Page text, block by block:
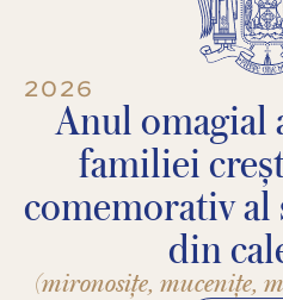
2026
Anul omagial
familiei
comemorativ
din
(mironosițe, mucenițe,